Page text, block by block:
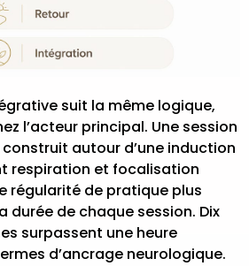
suit la même logique,
l’acteur principal. Une session
autour d’une induction
respiration et focalisation
régularité de pratique plus
durée de chaque session. Dix
surpassent une heure
d’ancrage neurologique.